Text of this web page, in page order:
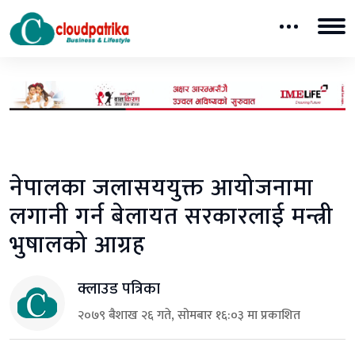
नेपालका जलासययुक्त आयोजनामा
लगानी गर्न बेलायत सरकारलाई मन्त्री
भुषालको आग्रह
क्लाउड पत्रिका
२०७९ बैशाख २६ गते, सोमबार १६:०३ मा प्रकाशित